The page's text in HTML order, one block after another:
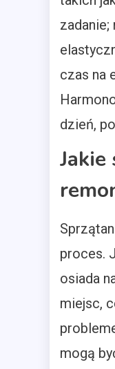
czas na
dzień,
proces.
osiada
miejsc,
mogą